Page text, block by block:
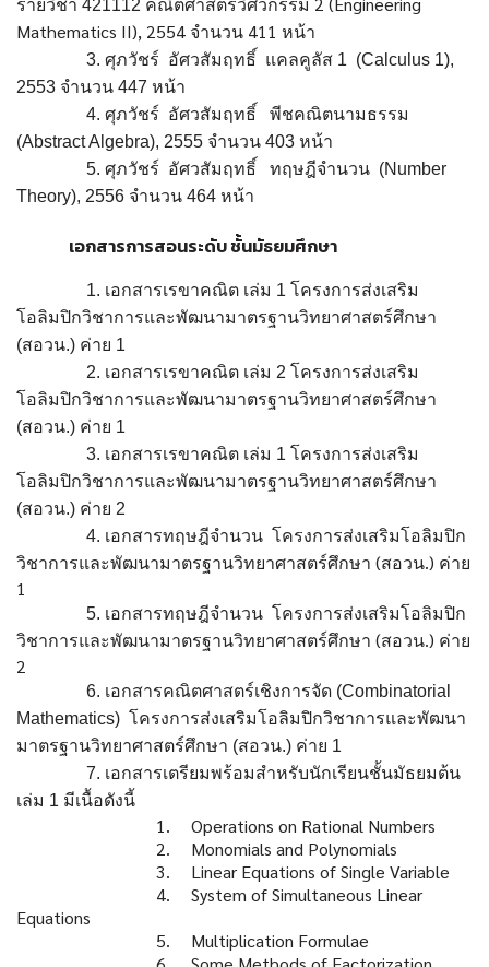
รายวิชา 421112 คณิตศาสตร์วิศวกรรม
Mathematics II), 2554 จำนวน 411 หน้า
3. ศุภวัชร์ อัศวสัมฤทธิ์ แคลคูลัส 1 (Calculus 1),
2553 จำนวน 447 หน้า
4. ศุภวัชร์ อัศวสัมฤทธิ์
พีชคณิตนามธรรม
(Abstract Algebra), 2555 จำนวน 403 หน้า
5. ศุภวัชร์ อัศวสัมฤทธิ์ ทฤษฎีจำนวน (Number
Theory), 2556 จำนวน 464 หน้า
เอกสารการสอนระดับ ชั้นมัธยมศึกษา
1. เอกสารเรขาคณิต เล่ม 1 โครงการส่งเสริม
โอลิมปิกวิชาการและพัฒนามาตรฐานวิทยาศาสตร์ศึกษา
(สอวน.) ค่าย 1
2. เอกสารเรขาคณิต เล่ม 2 โครงการส่งเสริม
โอลิมปิกวิชาการและพัฒนามาตรฐานวิทยาศาสตร์ศึกษา
(สอวน.) ค่าย 1
3. เอกสารเรขาคณิต เล่ม 1 โครงการส่งเสริม
โอลิมปิกวิชาการและพัฒนามาตรฐานวิทยาศาสตร์ศึกษา
(สอวน.) ค่าย 2
4. เอกสารทฤษฎีจำนวน โครงการส่งเสริมโอลิมปิก
วิชาการและพัฒนามาตรฐานวิทยาศาสตร์ศึกษา (สอวน.) ค่าย
1
5. เอกสารทฤษฎีจำนวน โครงการส่งเสริมโอลิมปิก
วิชาการและพัฒนามาตรฐานวิทยาศาสตร์ศึกษา (สอวน.) ค่าย
2
6. เอกสารคณิตศาสตร์เชิงการจัด (Combinatorial
Mathematics) โครงการส่งเสริมโอลิมปิกวิชาการและพัฒนา
มาตรฐานวิทยาศาสตร์ศึกษา (สอวน.) ค่าย 1
7. เอกสารเตรียมพร้อมสำหรับนักเรียนชั้นมัธยมต้น
เล่ม 1 มีเนื้อดังนี้
1.
Operations on Rational Numbers
2.
Monomials and Polynomials
3.
Linear Equations of Single Variable
4.
System of Simultaneous Linear
Equations
5.
Multiplication Formulae